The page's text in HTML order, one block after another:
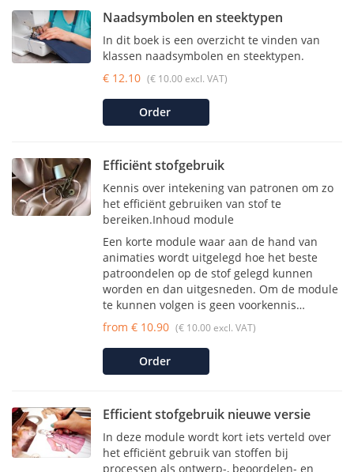
Naadsymbolen en steektypen
In dit boek is een overzicht te vinden van
klassen naadsymbolen en steektypen.
€ 12.10 (€ 10.00 excl. VAT)
Order
Efficiënt stofgebruik
Kennis over intekening van patronen om zo
het efficiënt gebruiken van stof te
bereiken.Inhoud module
Een korte module waar aan de hand van
animaties wordt uitgelegd hoe het beste
patroondelen op de stof gelegd kunnen
worden en dan uitgesneden. Om de module
te kunnen volgen is geen voorkennis…
from € 10.90 (€ 10.00 excl. VAT)
Order
Efficient stofgebruik nieuwe versie
In deze module wordt kort iets verteld over
het efficiënt gebruik van stoffen bij
processen als ontwerp-, beoordelen- en